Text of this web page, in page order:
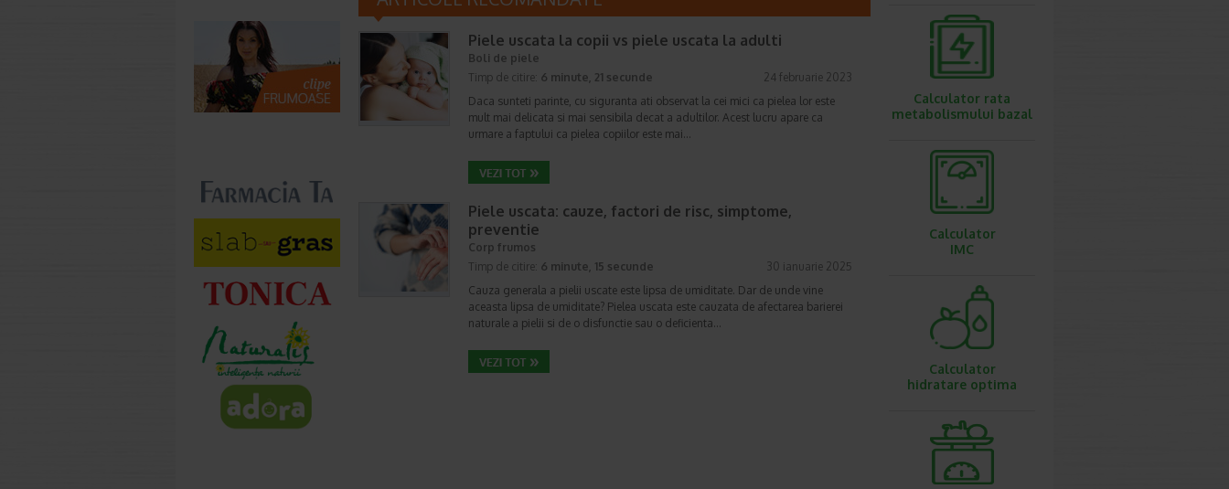
Piele uscata la copii vs piele uscata la adulti
Boli de piele
Timp de citire: 6 minute, 21 secunde
24 februarie 2023
Daca sunteti parinte, cu siguranta ati observat la cei mici ca pielea lor este
mult mai delicata si mai sensibila decat a adultilor. Acest lucru apare ca
urmare a faptului ca pielea copiilor este mai…
Piele uscata: cauze, factori de risc, simptome,
preventie
Corp frumos
Timp de citire: 6 minute, 15 secunde
30 ianuarie 2025
Cauza generala a pielii uscate este lipsa de umiditate. Dar de unde vine
aceasta lipsa de umiditate? Pielea uscata este cauzata de afectarea barierei
naturale a pielii si de o disfunctie sau o deficienta…
Calculator rata
metabolismului bazal
Calculator
IMC
Calculator
hidratare optima